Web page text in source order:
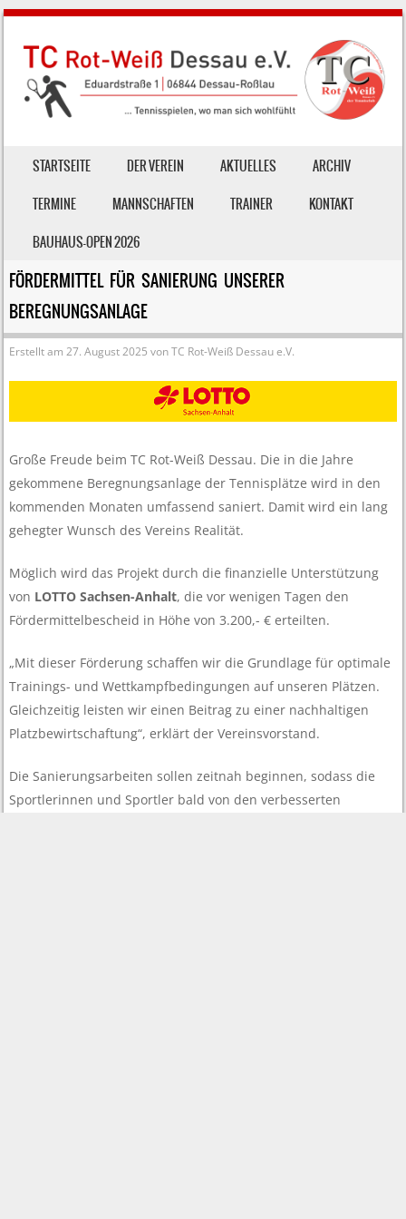
MENU
SKIP TO CONTENT
STARTSEITE DER VEREIN AKTUELLES
ARCHIV
TERMINE
MANNSCHAFTEN TRAINER
KONTAKT
BAUHAUS-OPEN 2026
FÖRDERMITTEL FÜR SANIERUNG UNSERER
BEREGNUNGSANLAGE
Erstellt am27. August 2025 vonTC Rot-Weiß Dessau e.V.
Große Freude beim TC Rot-Weiß Dessau. Die in die Jahre
gekommene Beregnungsanlage der Tennisplätze wird in den
kommenden Monaten umfassend saniert. Damit wird ein lang
gehegter Wunsch des Vereins Realität.
Möglich wird das Projekt durch die finanzielle Unterstützung
von LOTTO Sachsen-Anhalt, die vor wenigen Tagen den
Fördermittelbescheid in Höhe von 3.200,- € erteilten.
„Mit dieser Förderung schaffen wir die Grundlage für optimale
Trainings- und Wettkampfbedingungen auf unseren Plätzen.
Gleichzeitig leisten wir einen Beitrag zu einer nachhaltigen
Platzbewirtschaftung“, erklärt der Vereinsvorstand.
Die Sanierungsarbeiten sollen zeitnah beginnen, sodass die
Sportlerinnen und Sportler bald von den verbesserten